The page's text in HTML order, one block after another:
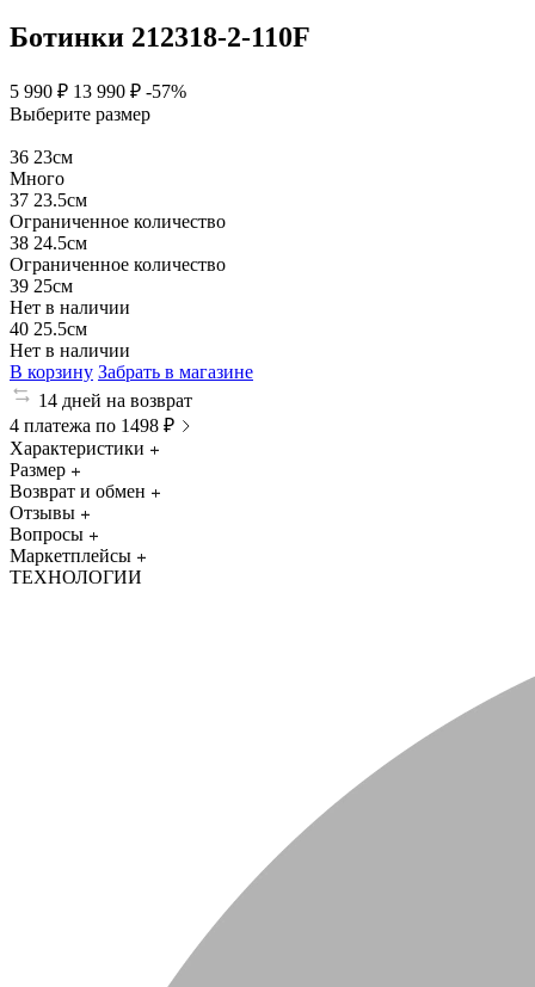
Ботинки 212318-2-110F
5 990 ₽ 13 990 ₽ -57%
Выберите размер
36 23см
Много
37 23.5см
Ограниченное количество
38 24.5см
Ограниченное количество
39 25см
Нет в наличии
40 25.5см
Нет в наличии
В корзину Забрать в магазине
14 дней на возврат
4 платежа по 1498 ₽
Характеристики
Размер
Возврат и обмен
Отзывы
Вопросы
Маркетплейсы
ТЕХНОЛОГИИ